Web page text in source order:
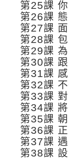
第25課
第26課
第27課
第28課
第29課
第30課
第31課
第32課
第33課
第34課
第35課
第36課
第37課
第38課